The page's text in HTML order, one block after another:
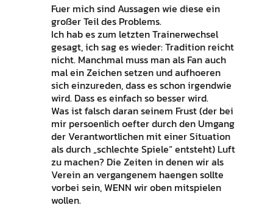
Fuer mich sind Aussagen wie diese ein
großer Teil des Problems.
Ich hab es zum letzten Trainerwechsel
gesagt, ich sag es wieder: Tradition reicht
nicht. Manchmal muss man als Fan auch
mal ein Zeichen setzen und aufhoeren
sich einzureden, dass es schon irgendwie
wird. Dass es einfach so besser wird.
Was ist falsch daran seinem Frust (der bei
mir persoenlich oefter durch den Umgang
der Verantwortlichen mit einer Situation
als durch „schlechte Spiele“ entsteht) Luft
zu machen? Die Zeiten in denen wir als
Verein an vergangenem haengen sollte
vorbei sein, WENN wir oben mitspielen
wollen.